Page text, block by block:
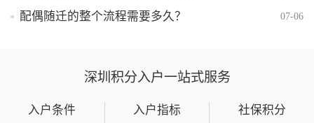
配偶随迁的整个流程需要多久？ 07-06
深圳积分入户一站式服务
入户条件 入户指标 社保积分